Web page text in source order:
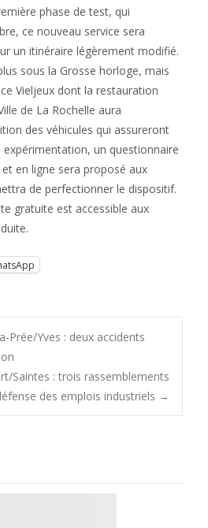
phase de test, qui
ce nouveau service sera
un itinéraire légèrement modifié.
sous la Grosse horloge, mais
Vieljeux dont la restauration
de La Rochelle aura
des véhicules qui assureront
un questionnaire
en ligne sera proposé aux
de perfectionner le dispositif.
gratuite est accessible aux
Prée/Yves : deux accidents
Saintes : trois rassemblements
des emplois industriels →